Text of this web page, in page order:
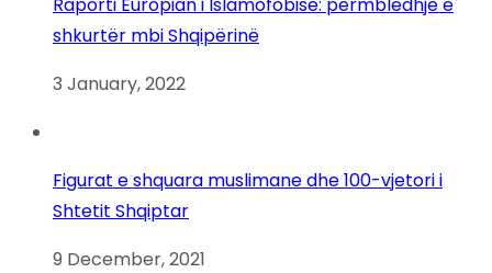
shkurtër mbi Shqipërinë
3 January, 2022
Figurat e shquara muslimane dhe 100-vjetori i
Shtetit Shqiptar
9 December, 2021